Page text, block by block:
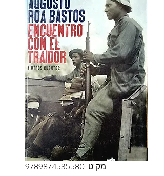
מק"ט: 9789874535580